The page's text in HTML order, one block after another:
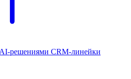
CRM‑линейки